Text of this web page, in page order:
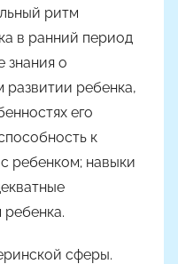
ритм
в ранний период
знания о
развитии ребенка,
его
к
ребенком; навыки
сферы.